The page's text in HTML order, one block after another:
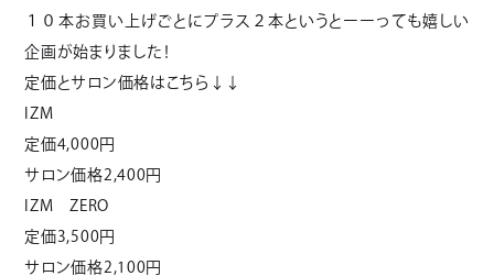
１０本お買い上げごとにプラス２本というとーーっても嬉しい
企画が始まりました！
定価とサロン価格はこちら↓↓
IZM
定価4,000円
サロン価格2,400円
IZM ZERO
定価3,500円
サロン価格2,100円